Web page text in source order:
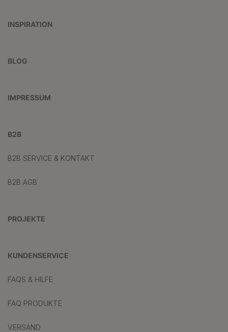
INSPIRATION
BLOG
IMPRESSUM
B2B
B2B SERVICE & KONTAKT
B2B AGB
PROJEKTE
KUNDENSERVICE
FAQS & HILFE
FAQ PRODUKTE
VERSAND